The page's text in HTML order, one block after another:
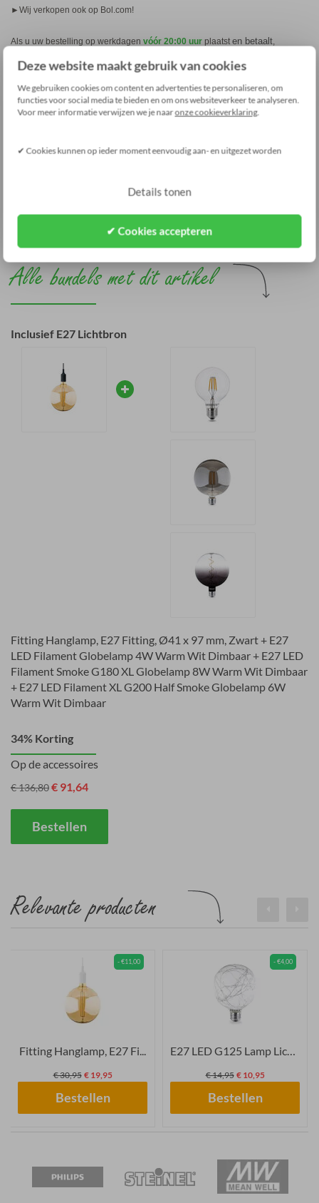
Deze website maakt gebruik van cookies
We gebruiken cookies om content en advertenties te personaliseren, om
functies voor social media te bieden en om ons websiteverkeer te analyseren.
Voor meer informatie verwijzen we je naaronze cookieverklaring.
✔ Cookies kunnen op ieder moment eenvoudig aan- en uitgezet worden
Details tonen
✔ Cookies accepteren
►Wij verkopen ook op Bol.com!
Als u uw bestelling op werkdagen vóór 20:00 uur plaatsten betaalt,
Groenovatie altijd2 jaar garantieen60 dagen recht van retour!
Reviews
Staffelprijzen
Alle bundels met dit artikel
Inclusief E27 Lichtbron
Fitting Hanglamp, E27 Fitting, Ø41 x 97 mm, Zwart + E27
LED Filament Globelamp 4W Warm Wit Dimbaar + E27 LED
Filament Smoke G180 XL Globelamp 8W Warm Wit Dimbaar
+ E27 LED Filament XL G200 Half Smoke Globelamp 6W
Warm Wit Dimbaar
34% Korting
Op de accessoires
€ 136,80€ 91,64
Bestellen
Relevante producten
- €11,00
Fitting Hanglamp, E27 Fi...
€ 30,95 € 19,95
Bestellen
- €4,00
E27 LED G125 Lamp Lichts...
€ 14,95 € 10,95
Bestellen